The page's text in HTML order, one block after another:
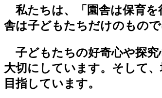
私たちは、「園舎は保育を
舎は子どもたちだけのもの
子どもたちの好奇心や探究
大切にしています。そして
目指しています。